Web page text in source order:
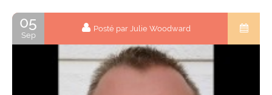
05
Sep
Posté par Julie Woodward